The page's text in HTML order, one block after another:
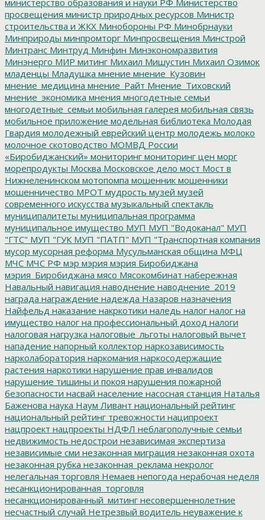
просвещения министр природных ресурсов Министр
строительства и ЖКХ Минобороны РФ Минобрнауки
Минприроды минпромторг Минпросвещения Минстрой
Минтранс Минтруд Минфин Минэкономразвития
Минэнерго МИР митинг Михаил Мишустин Михаил Озимок
младенцы Младушка мнение мнение_Кузовин
мнение_медицина мнение_Райт Мнение_Тиховский
мнение_экономика мнения многодетные семьи
многодетные_семьи мобильная галерея мобильная связь
мобильное приложение модельная библиотека Молодая
Гвардия молодежный еврейский центр молодежь молоко
молочное скотоводство МОМВД России
«Биробиджанский» мониторинг мониторинг цен морг
морепродукты Москва Московское дело мост Мост в
Нижнеленинском мотопомпа мошенник мошенники
мошенничество МРОТ мудрость музей музей
современного искусства музыкальный спектакль
муниципалитеты муниципальная программа
муниципальное имущество МУП МУП "Водоканал" МУП
"ГТС" МУП "ГУК МУП "ПАТП" МУП "Транспортная компания
мусор мусорная реформа Мусульманская община МФЦ
МЧС МЧС РФ мэр мэрия мэрия Биробиджана
мэрия_Биробиджана мясо Мясокомбинат набережная
Навальный навигация наводнение наводнение_2019
награда награждение надежда Назаров назначения
Найфельд наказание накркотики наледь налог налог на
имущество налог на профессиональный доход налоги
налоговая нагрузка налоговые_льготы налоговый вычет
нападение напорный коллектор наркозависимость
нарколаборатория наркомания наркосодержащие
растения наркотики нарушение прав инвалидов
нарушение тишины и покоя нарушения пожарной
безопасности насвай население насосная станция Наталья
Баженова наука Наум Ливант национальный рейтинг
национальный рейтинг тревожности наципроект
нацпроект нацпроекты НДФЛ неблагополучные семьи
недвижимость недострои независимая экспертиза
независимые сми незаконная миграция незаконная охота
незаконная рубка незаконная_реклама некролог
нелегальная торговля Немаев непогода нерабочая неделя
несанкционированная_торговля
несанкционированный_митинг несовершеннолетние
несчастный случай Нетрезвый водитель неуважение к